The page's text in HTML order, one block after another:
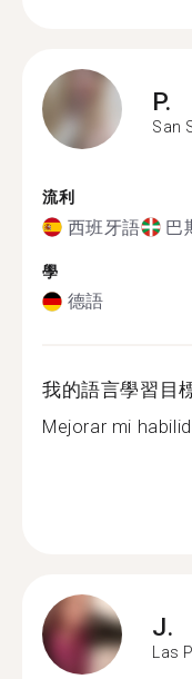
P.
San
流利
西班牙語 巴
學
德語
我的語言學習目
Mejorar mi
J.
Las